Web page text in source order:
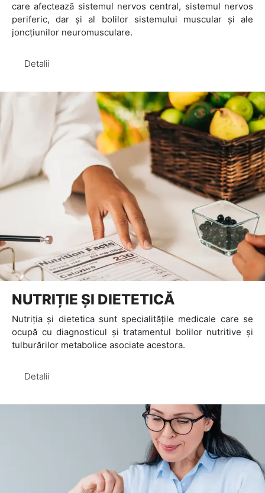
care afectează sistemul nervos central, sistemul nervos
periferic, dar și al bolilor sistemului muscular și ale
joncțiunilor neuromusculare.
Detalii
NUTRIȚIE ȘI DIETETICĂ
Nutriția și dietetica sunt specialitățile medicale care se
ocupă cu diagnosticul şi tratamentul bolilor nutritive şi
tulburărilor metabolice asociate acestora.
Detalii